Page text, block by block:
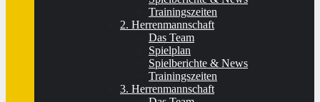
Trainingszeiten
2. Herrenmannschaft
Das Team
Spielplan
Spielberichte & News
Trainingszeiten
3. Herrenmannschaft